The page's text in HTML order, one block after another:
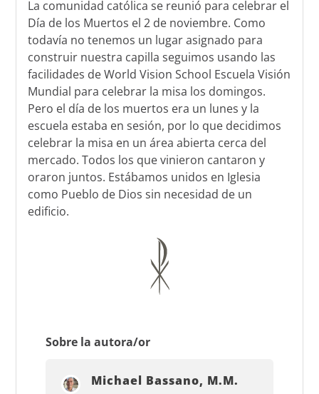
La comunidad católica se reunió para celebrar el
Día de los Muertos el 2 de noviembre. Como
todavía no tenemos un lugar asignado para
construir nuestra capilla seguimos usando las
facilidades de World Vision School Escuela Visión
Mundial para celebrar la misa los domingos.
Pero el día de los muertos era un lunes y la
escuela estaba en sesión, por lo que decidimos
celebrar la misa en un área abierta cerca del
mercado. Todos los que vinieron cantaron y
oraron juntos. Estábamos unidos en Iglesia
como Pueblo de Dios sin necesidad de un
edificio.
Sobre la autora/or
Michael Bassano, M.M.